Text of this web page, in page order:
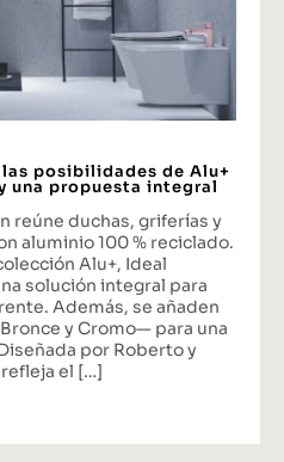
posibilidades de Alu+
una propuesta integral
reúne duchas, griferías y
aluminio 100 % reciclado.
Alu+, Ideal
solución integral para
Además, se añaden
y Cromo— para una
por Roberto y
el […]